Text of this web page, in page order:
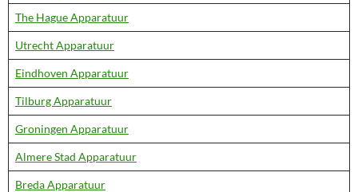
The Hague Apparatuur
Utrecht Apparatuur
Eindhoven Apparatuur
Tilburg Apparatuur
Groningen Apparatuur
Almere Stad Apparatuur
Breda Apparatuur